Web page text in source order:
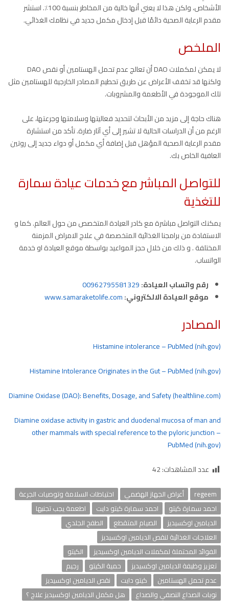
الأشخاص، ولكن هذا لا يعني أنها خالية من المخاطر بنسبة 100٪. استشر
مقدم الرعاية الصحية دائمًا قبل إدخال مكمل جديد في نظامك الغذائي.
الملخص
لا يمكن لمكملات DAO أن تعالج عدم تحمل الهستامين أو نقص DAO
ولكنها قد تخفف الأعراض عن طريق تحطيم المصادر الخارجية للهستامين مثل
تلك الموجودة في الأطعمة والمشروبات.
هناك حاجة إلى مزيد من الأبحاث لتحديد فعاليتها وسلامتها وجرعتها، على
الرغم من أن الدراسات الحالية لا تشير إلى أي آثار ضارة. تأكد من استشارة
مقدم الرعاية الصحية المؤهل قبل إضافة أي مكمل أو دواء جديد إلى روتين
العافية الخاص بك.
للتواصل المباشر مع خدمات عيادة سمارة
للتغذية
يمكنك التواصل مباشرة مع كادر العيادة المتخصص من حول العالم. كما و
الاستفادة من برامجنا الغذائية المتخصصة في علاج الامراض المزمنة
المختلفة . و ذلك من خلال حجز المواعيد بواسطة موقع العيادة او خدمة
الواتساب.
رقم واتساب العيادة:00962795581329
موقع العيادة الالكتروني:www.samaraketolife.com
المصادر
Histamine intolerance – PubMed (nih.gov)
Histamine Intolerance Originates in the Gut – PubMed (nih.gov)
Diamine Oxidase (DAO): Benefits, Dosage, and Safety (healthline.com)
Diamine oxidase activity in gastric and duodenal mucosa of man and
other mammals with special reference to the pyloric junction –
PubMed (nih.gov)
عدد المشاهدات:42
regeem أعراض الجهاز الهضمي
احتياطات السلامة وتوصيات الجرعة
احمد سمارة كيتو
احمد سمارة كيتو دايت
اطعمة يجب تجنبها
الديامين اوكسيديز
الصيام المتقطع
الطفح الجلدي
العلاجات الغذائية لنقص الديامين اوكسيديز
الفوائد المحتملة لمكملات الديامين اوكسيديز
الكيتو
تعزيز وظيفة الديامين اوكسيديز
حمية الكيتو
رجيم
عدم تحمل الهستامين
كيتو دايت
نقص الديامين اوكسيديز
نوبات الصداع النصفي والصداع
هل مكمل الديامين اوكسيديز علاج ؟